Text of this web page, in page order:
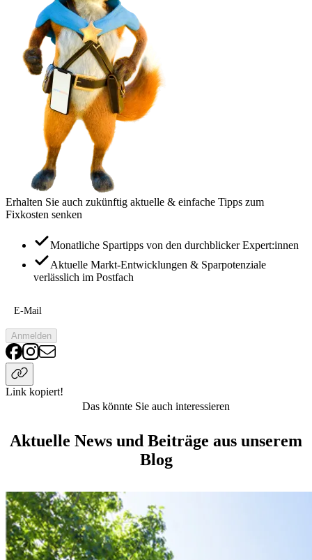
Erhalten Sie auch zukünftig aktuelle & einfache Tipps zum
Fixkosten senken
Monatliche Spartipps von den durchblicker Expert:innen
Aktuelle Markt-Entwicklungen & Sparpotenziale
verlässlich im Postfach
E-Mail
Anmelden
Link kopiert!
Das könnte Sie auch interessieren
Aktuelle News und Beiträge aus unserem
Blog